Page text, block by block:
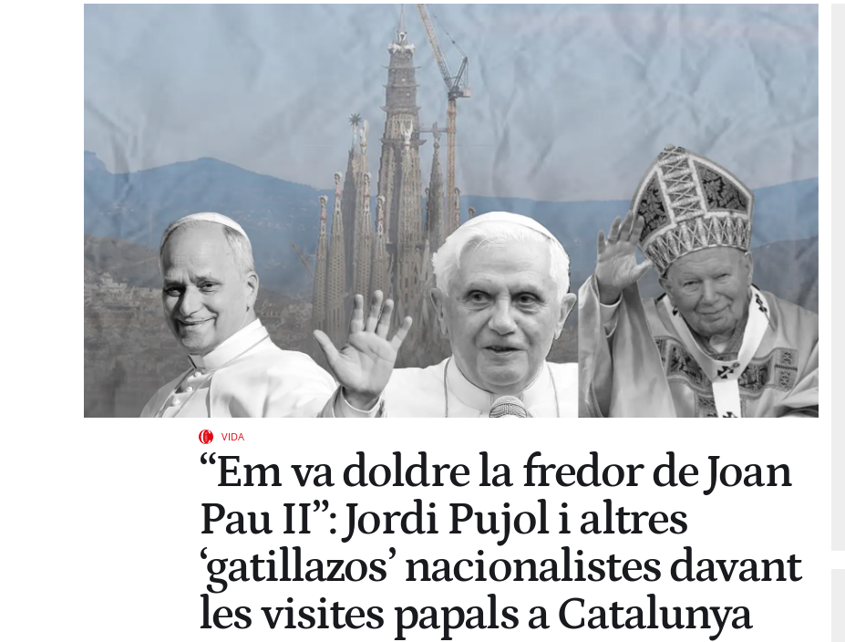
VIDA
“Em va doldre la fredor de Joan
Pau II”: Jordi Pujol i altres
‘gatillazos’ nacionalistes davant
les visites papals a Catalunya